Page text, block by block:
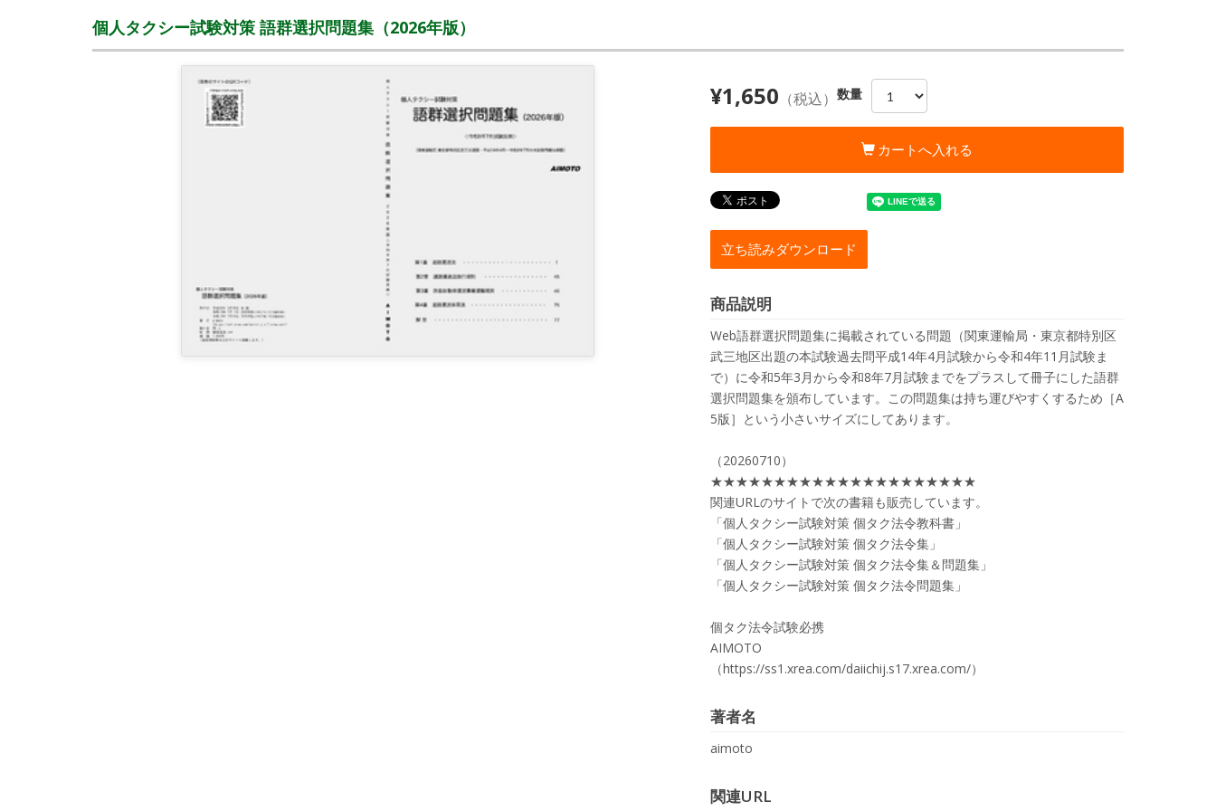
個人タクシー試験対策 語群選択問題集（2026年版）
¥1,650 （税込） 数量
カートへ入れる
立ち読みダウンロード
商品説明
Web語群選択問題集に掲載されている問題（関東運輸局・東京都特別区
武三地区出題の本試験過去問平成14年4月試験から令和4年11月試験ま
で）に令和5年3月から令和8年7月試験までをプラスして冊子にした語群
選択問題集を頒布しています。この問題集は持ち運びやすくするため［A
5版］という小さいサイズにしてあります。
（20260710）
★★★★★★★★★★★★★★★★★★★★★
関連URLのサイトで次の書籍も販売しています。
「個人タクシー試験対策 個タク法令教科書」
「個人タクシー試験対策 個タク法令集」
「個人タクシー試験対策 個タク法令集＆問題集」
「個人タクシー試験対策 個タク法令問題集」
個タク法令試験必携
AIMOTO
（https://ss1.xrea.com/daiichij.s17.xrea.com/）
著者名
aimoto
関連URL